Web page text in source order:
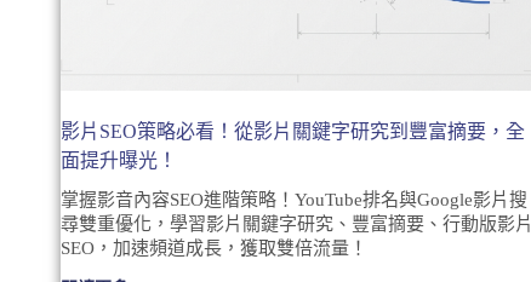
影片SEO策略必看！從影片關鍵字研究到豐富摘要，全
面提升曝光！
掌握影音內容SEO進階策略！YouTube排名與Google影片搜
尋雙重優化，學習影片關鍵字研究、豐富摘要、行動版影片
SEO，加速頻道成長，獲取雙倍流量！